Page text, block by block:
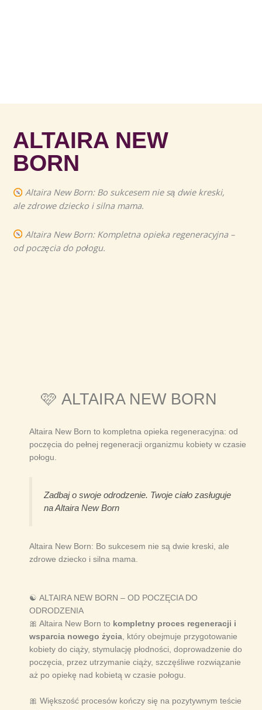
ALTAIRA NEW
BORN
Altaira New Born: Bo sukcesem nie są dwie kreski,
ale zdrowe dziecko i silna mama.
Altaira New Born: Kompletna opieka regeneracyjna –
od poczęcia do połogu.
🩷 ALTAIRA NEW BORN
Altaira New Born to kompletna opieka regeneracyjna: od
poczęcia do pełnej regeneracji organizmu kobiety w czasie
połogu.
Zadbaj o swoje odrodzenie. Twoje ciało zasługuje
na Altaira New Born
Altaira New Born: Bo sukcesem nie są dwie kreski, ale
zdrowe dziecko i silna mama.
☯️ ALTAIRA NEW BORN – OD POCZĘCIA DO
ODRODZENIA
🎀 Altaira New Born to kompletny proces regeneracji i
wsparcia nowego życia, który obejmuje przygotowanie
kobiety do ciąży, stymulację płodności, doprowadzenie do
poczęcia, przez utrzymanie ciąży, szczęśliwe rozwiązanie
aż po opiekę nad kobietą w czasie połogu.
🎀 Większość procesów kończy się na pozytywnym teście